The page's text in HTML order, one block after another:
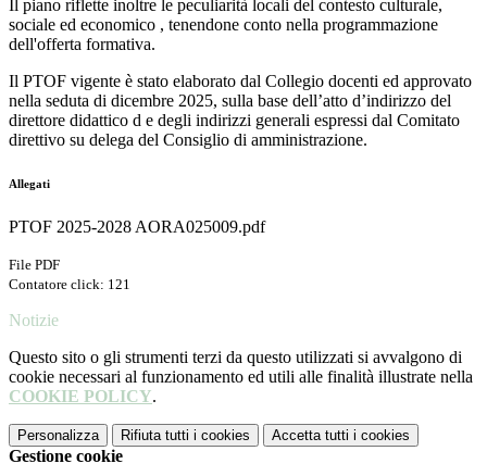
Il piano riflette inoltre le peculiarità locali del contesto culturale,
sociale ed economico , tenendone conto nella programmazione
dell'offerta formativa.
Il PTOF vigente è stato elaborato dal Collegio docenti ed approvato
nella seduta di dicembre 2025, sulla base dell’atto d’indirizzo del
direttore didattico d e degli indirizzi generali espressi dal Comitato
direttivo su delega del Consiglio di amministrazione.
Allegati
PTOF 2025-2028 AORA025009.pdf
File PDF
Contatore click: 121
Notizie
Questo sito o gli strumenti terzi da questo utilizzati si avvalgono di
cookie necessari al funzionamento ed utili alle finalità illustrate nella
COOKIE POLICY.
Personalizza Rifiuta tutti i cookies Accetta tutti i cookies
Gestione cookie